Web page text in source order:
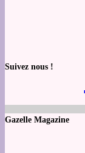
Suivez nous !
Gazelle Magazine